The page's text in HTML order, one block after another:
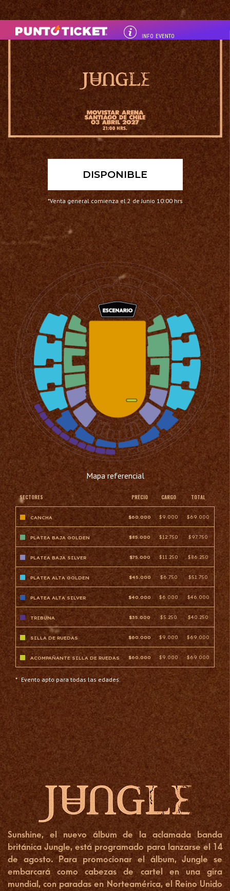
INFO EVENTO
DISPONIBLE
*Venta general comienza el 2 de Junio 10:00 hrs
Mapa referencial
SECTORES PRECIO CARGO TOTAL
CANCHA $60.000 $9.000 $69.000
PLATEA BAJA GOLDEN $85.000 $12.750 $97.750
PLATEA BAJA SILVER $75.000 $11.250 $86.250
PLATEA ALTA GOLDEN $45.000 $6.750 $51.750
PLATEA ALTA SILVER $40.000 $6.000 $46.000
TRIBUNA $35.000 $5.250 $40.250
SILLA DE RUEDAS $60.000 $9.000 $69.000
ACOMPAÑANTE SILLA DE RUEDAS $60.000 $9.000 $69.000
* Evento apto para todas las edades.
Sunshine, el nuevo álbum de la aclamada banda
británicaJungle, está programado para lanzarse el 14
de agosto. Para promocionar el álbum, Jungle se
embarcará como cabezas de cartel en una gira
mundial, con paradas en Norteamérica, el Reino Unido